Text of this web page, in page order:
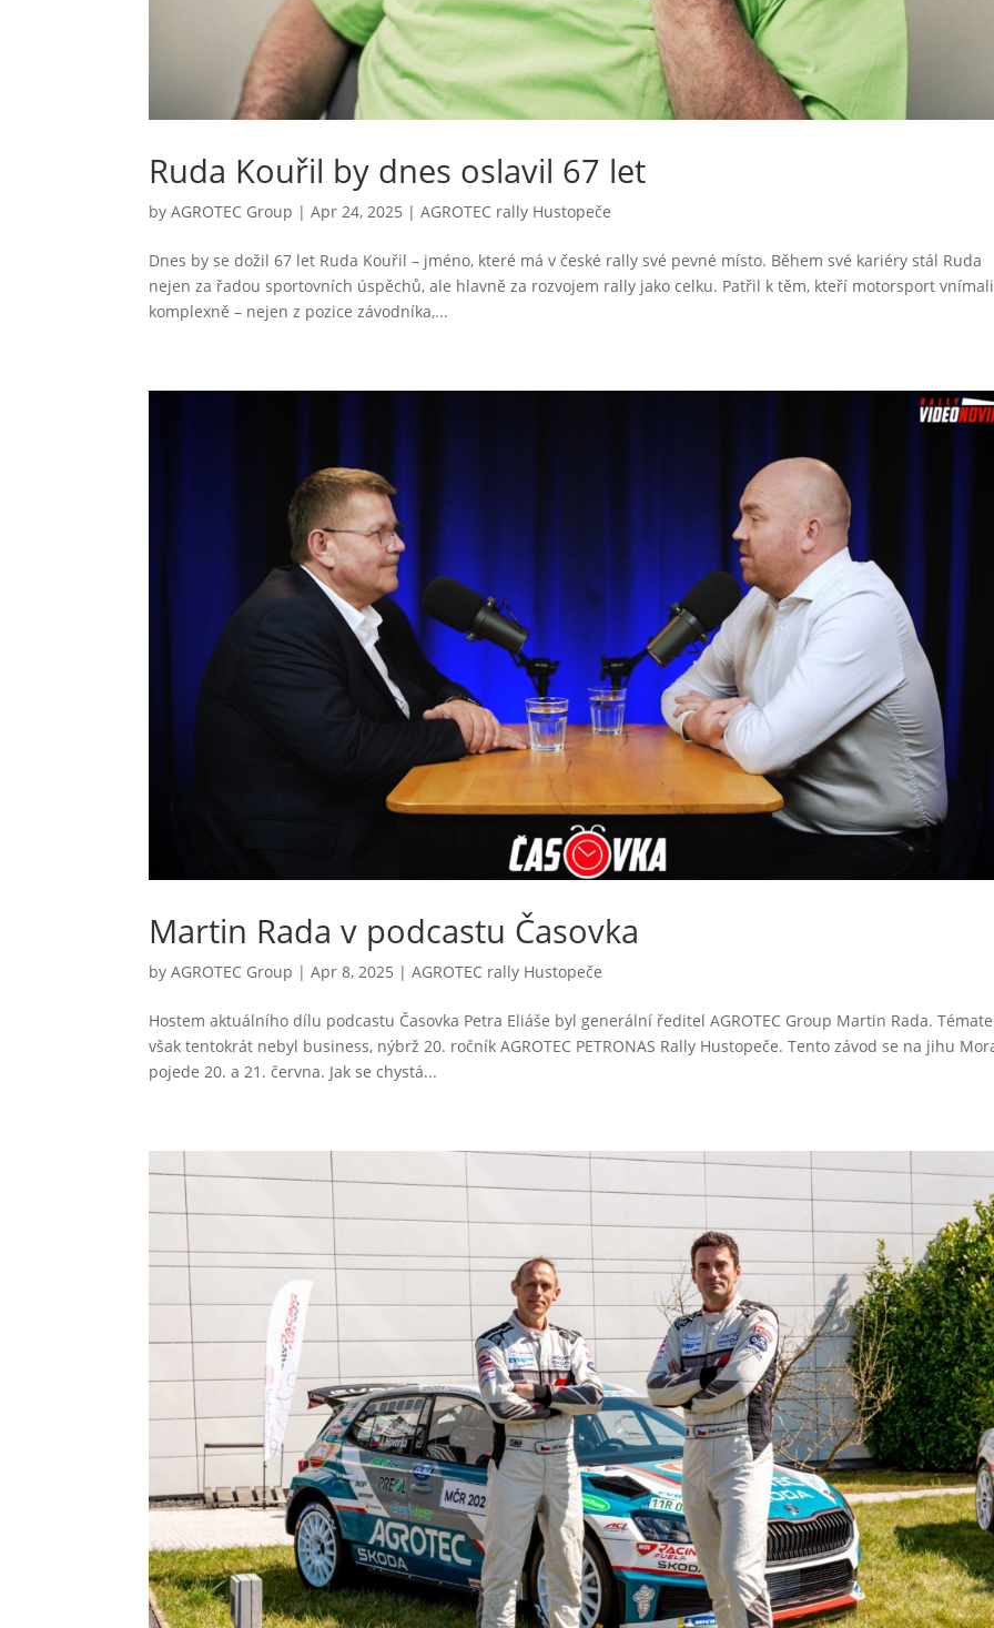
Ruda Kouřil by dnes oslavil 67 let
byAGROTEC Group |Apr 24, 2025 |AGROTEC rally Hustopeče
Dnes by se dožil 67 let Ruda Kouřil – jméno, které má v české rally své pevné místo. Během své kariéry stál Ruda
nejen za řadou sportovních úspěchů, ale hlavně za rozvojem rally jako celku. Patřil k těm, kteří motorsport vnímali
komplexně – nejen z pozice závodníka,...
Martin Rada v podcastu Časovka
byAGROTEC Group |Apr 8, 2025 |AGROTEC rally Hustopeče
Hostem aktuálního dílu podcastu Časovka Petra Eliáše byl generální ředitel AGROTEC Group Martin Rada.
však tentokrát nebyl business, nýbrž 20. ročník AGROTEC PETRONAS Rally Hustopeče. Tento závod se na jihu
pojede 20. a 21. června. Jak se chystá...